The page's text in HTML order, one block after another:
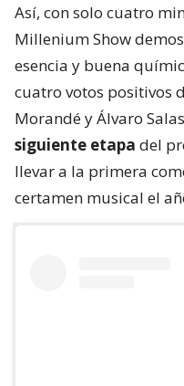
Así, con solo cuatro
Millenium Show
esencia y buena
cuatro votos positivos
Morandé y Álvaro
siguiente etapa del
llevar a la primera
certamen musical el